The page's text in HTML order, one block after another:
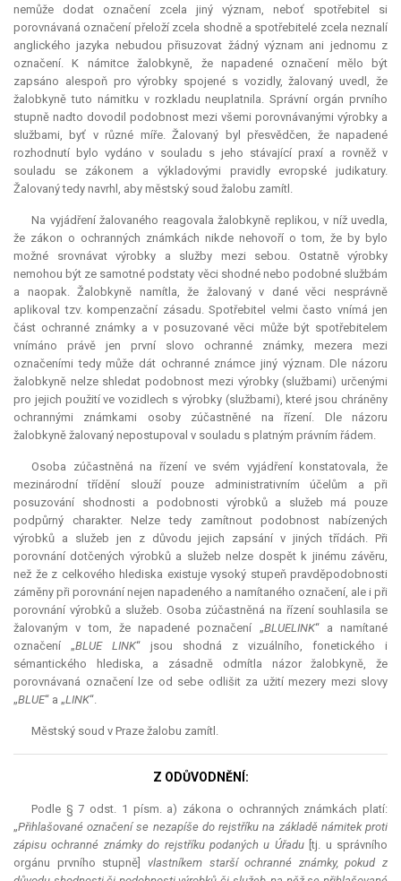
nemůže dodat označení zcela jiný význam, neboť spotřebitel si
porovnávaná označení přeloží zcela shodně a spotřebitelé zcela neznalí
anglického jazyka nebudou přisuzovat žádný význam ani jednomu z
označení. K námitce žalobkyně, že napadené označení mělo být
zapsáno alespoň pro výrobky spojené s vozidly, žalovaný uvedl, že
žalobkyně tuto námitku v rozkladu neuplatnila. Správní orgán prvního
stupně nadto dovodil podobnost mezi všemi porovnávanými výrobky a
službami, byť v různé míře. Žalovaný byl přesvědčen, že napadené
rozhodnutí bylo vydáno v souladu s jeho stávající praxí a rovněž v
souladu se zákonem a výkladovými pravidly evropské judikatury.
Žalovaný tedy navrhl, aby městský soud žalobu zamítl.
Na vyjádření žalovaného reagovala žalobkyně replikou, v níž uvedla,
že zákon o ochranných známkách nikde nehovoří o tom, že by bylo
možné srovnávat výrobky a služby mezi sebou. Ostatně výrobky
nemohou být ze samotné podstaty věci shodné nebo podobné službám
a naopak. Žalobkyně namítla, že žalovaný v dané věci nesprávně
aplikoval tzv. kompenzační zásadu. Spotřebitel velmi často vnímá jen
část ochranné známky a v posuzované věci může být spotřebitelem
vnímáno právě jen první slovo ochranné známky, mezera mezi
označeními tedy může dát ochranné známce jiný význam. Dle názoru
žalobkyně nelze shledat podobnost mezi výrobky (službami) určenými
pro jejich použití ve vozidlech s výrobky (službami), které jsou chráněny
ochrannými známkami osoby zúčastněné na řízení. Dle názoru
žalobkyně žalovaný nepostupoval v souladu s platným právním řádem.
Osoba zúčastněná na řízení ve svém vyjádření konstatovala, že
mezinárodní třídění slouží pouze administrativním účelům a při
posuzování shodnosti a podobnosti výrobků a služeb má pouze
podpůrný charakter. Nelze tedy zamítnout podobnost nabízených
výrobků a služeb jen z důvodu jejich zapsání v jiných třídách. Při
porovnání dotčených výrobků a služeb nelze dospět k jinému závěru,
než že z celkového hlediska existuje vysoký stupeň pravděpodobnosti
záměny při porovnání nejen napadeného a namítaného označení, ale i při
porovnání výrobků a služeb. Osoba zúčastněná na řízení souhlasila se
žalovaným v tom, že napadené poznačení „BLUELINK“ a namítané
označení „BLUE LINK“ jsou shodná z vizuálního, fonetického i
sémantického hlediska, a zásadně odmítla názor žalobkyně, že
porovnávaná označení lze od sebe odlišit za užití mezery mezi slovy
„BLUE“ a „LINK“.
Městský soud v Praze žalobu zamítl.
Z ODŮVODNĚNÍ:
Podle § 7 odst. 1 písm. a) zákona o ochranných známkách platí:
„Přihlašované označení se nezapíše do rejstříku na základě námitek proti
zápisu ochranné známky do rejstříku podaných u Úřadu[tj. u správního
orgánu prvního stupně] vlastníkem starší ochranné známky, pokud z